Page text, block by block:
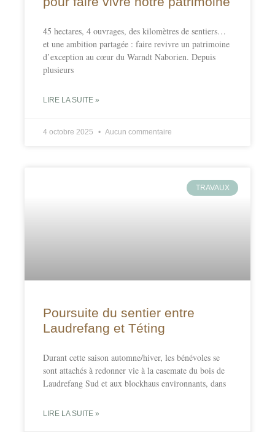
45 hectares, 4 ouvrages, des kilomètres de sentiers…
et une ambition partagée : faire revivre un patrimoine
d’exception au cœur du Warndt Naborien. Depuis
plusieurs
LIRE LA SUITE »
4 octobre 2025 Aucun commentaire
TRAVAUX
Poursuite du sentier entre
Laudrefang et Téting
Durant cette saison automne/hiver, les bénévoles se
sont attachés à redonner vie à la casemate du bois de
Laudrefang Sud et aux blockhaus environnants, dans
LIRE LA SUITE »